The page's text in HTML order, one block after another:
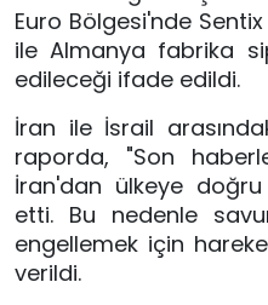
Euro Bölgesi'nde
ile Almanya fabrika
edileceği ifade edildi.
İran ile İsrail
raporda, "Son
İran'dan ülkeye
etti. Bu nedenle
engellemek için
verildi.